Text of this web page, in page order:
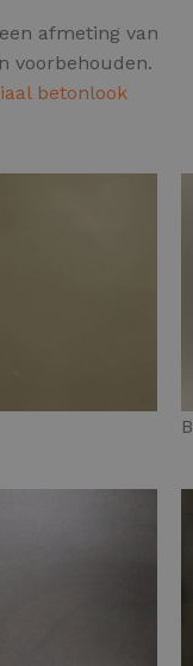
afmeting van
voorbehouden.
betonlook